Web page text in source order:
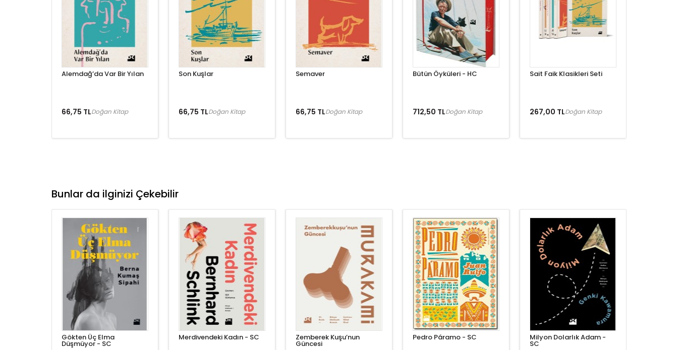
Alemdağ’da Var Bir Yılan
66,75 TLDoğan Kitap
Son Kuşlar
66,75 TLDoğan Kitap
Semaver
66,75 TLDoğan Kitap
Bütün Öyküleri - HC
712,50 TLDoğan Kitap
Sait Faik Klasikleri Seti
267,00 TLDoğan Kitap
Bunlar da ilginizi Çekebilir
Gökten Üç Elma
Düşmüyor - SC
Merdivendeki Kadın - SC Zemberek Kuşu’nun
Güncesi
Pedro Páramo - SC Milyon Dolarlık Adam -
SC